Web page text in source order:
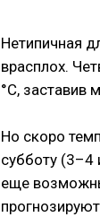
Нетипичная
врасплох.
°C, заставив
Но скоро
субботу
еще